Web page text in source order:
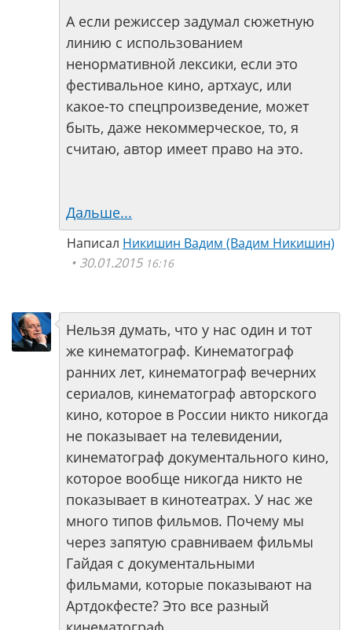
А если режиссер задумал сюжетную
линию с использованием
ненормативной лексики, если это
фестивальное кино, артхаус, или
какое-то спецпроизведение, может
быть, даже некоммерческое, то, я
считаю, автор имеет право на это.
Дальше...
Написал Никишин Вадим (Вадим Никишин)
30.01.2015 16:16
Нельзя думать, что у нас один и тот
же кинематограф. Кинематограф
ранних лет, кинематограф вечерних
сериалов, кинематограф авторского
кино, которое в России никто никогда
не показывает на телевидении,
кинематограф документального кино,
которое вообще никогда никто не
показывает в кинотеатрах. У нас же
много типов фильмов. Почему мы
через запятую сравниваем фильмы
Гайдая с документальными
фильмами, которые показывают на
Артдокфесте? Это все разный